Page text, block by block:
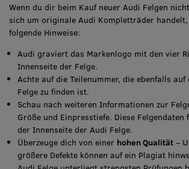
Wenn du dir beim Kauf neuer Audi Felgen
sich um originale Audi Kompletträder
folgende Hinweise:
Audi graviert das Markenlogo mit den vier
Innenseite der Felge.
Achte auf die Teilenummer, die ebenfalls
Felge zu finden ist.
Schau nach weiteren Informationen zur
Größe und Einpresstiefe. Diese
der Innenseite der Audi Felge.
Überzeuge dich von einer hohen Qualität –
größere Defekte können auf ein Plagiat